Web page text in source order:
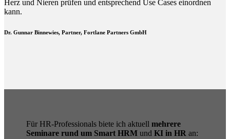
Herz und Nieren prüfen und entsprechend Use Cases einordnen
kann.
Dr. Gunnar Binnewies, Partner, Fortlane Partners GmbH
Für HR-Professionals biete ich aktuellmehrere
Seminare rund um Smart HRM undKI in HR an: